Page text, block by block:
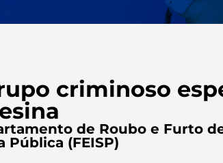
criminoso
de Roubo e Furto
Pública (FEISP)